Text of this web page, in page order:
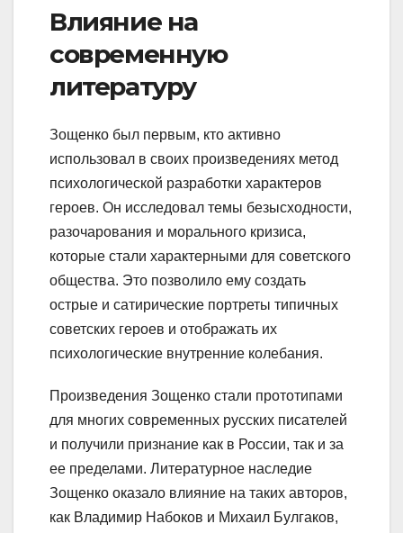
Влияние на
современную
литературу
Зощенко был первым, кто активно
использовал в своих произведениях метод
психологической разработки характеров
героев. Он исследовал темы безысходности,
разочарования и морального кризиса,
которые стали характерными для советского
общества. Это позволило ему создать
острые и сатирические портреты типичных
советских героев и отображать их
психологические внутренние колебания.
Произведения Зощенко стали прототипами
для многих современных русских писателей
и получили признание как в России, так и за
ее пределами. Литературное наследие
Зощенко оказало влияние на таких авторов,
как Владимир Набоков и Михаил Булгаков,